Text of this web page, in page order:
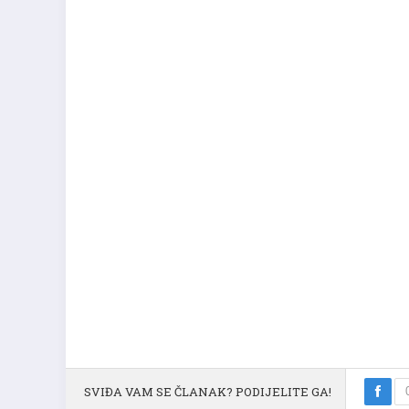
SVIĐA VAM SE ČLANAK? PODIJELITE GA!